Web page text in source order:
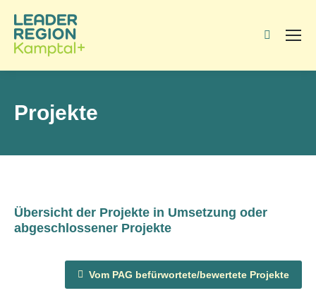
Search:
Projekte
Übersicht der Projekte in Umsetzung oder
abgeschlossener Projekte
Vom PAG befürwortete/bewertete Projekte